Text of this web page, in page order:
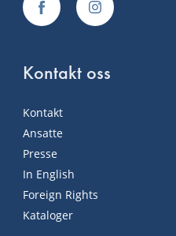
Kontakt oss
Kontakt
Ansatte
Presse
In English
Foreign Rights
Kataloger